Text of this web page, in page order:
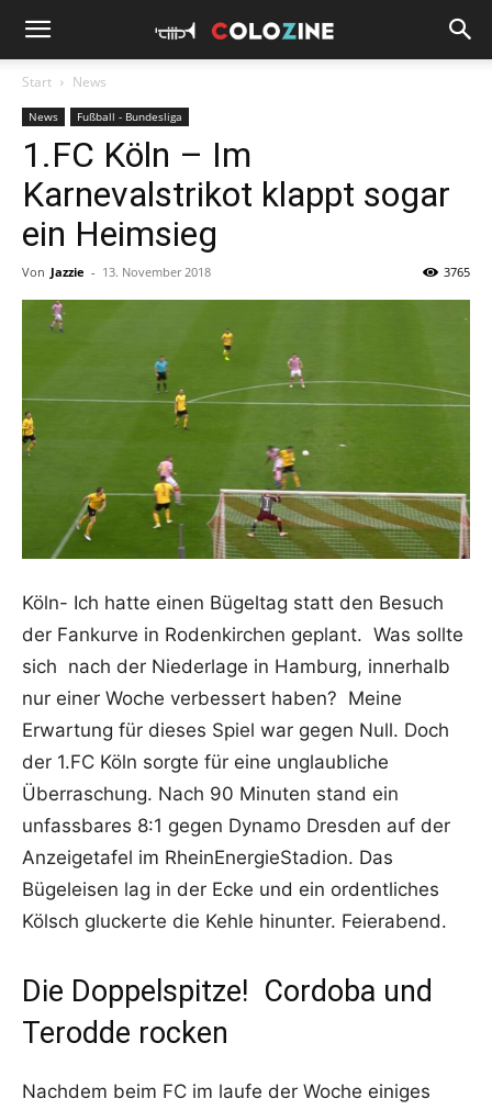
Start News
News Fußball - Bundesliga
1.FC Köln – Im
Karnevalstrikot klappt sogar
ein Heimsieg
Von Jazzie - 13. November 2018 3765
Köln- Ich hatte einen Bügeltag statt den Besuch
der Fankurve in Rodenkirchen geplant. Was sollte
sich nach der Niederlage in Hamburg, innerhalb
nur einer Woche verbessert haben? Meine
Erwartung für dieses Spiel war gegen Null. Doch
der 1.FC Köln sorgte für eine unglaubliche
Überraschung. Nach 90 Minuten stand ein
unfassbares 8:1 gegen Dynamo Dresden auf der
Anzeigetafel im RheinEnergieStadion. Das
Bügeleisen lag in der Ecke und ein ordentliches
Kölsch gluckerte die Kehle hinunter. Feierabend.
Die Doppelspitze! Cordoba und
Terodde rocken
Nachdem beim FC im laufe der Woche einiges